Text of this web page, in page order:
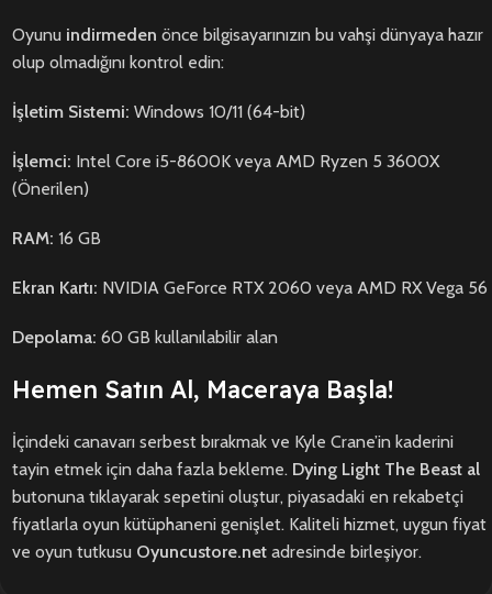
Oyunu indirmeden önce bilgisayarınızın bu vahşi dünyaya hazır
olup olmadığını kontrol edin:
İşletim Sistemi: Windows 10/11 (64-bit)
İşlemci: Intel Core i5-8600K veya AMD Ryzen 5 3600X
(Önerilen)
RAM: 16 GB
Ekran Kartı: NVIDIA GeForce RTX 2060 veya AMD RX Vega 56
Depolama: 60 GB kullanılabilir alan
Hemen Satın Al, Maceraya Başla!
İçindeki canavarı serbest bırakmak ve Kyle Crane’in kaderini
tayin etmek için daha fazla bekleme. Dying Light The Beast al
butonuna tıklayarak sepetini oluştur, piyasadaki en rekabetçi
fiyatlarla oyun kütüphaneni genişlet. Kaliteli hizmet, uygun fiyat
ve oyun tutkusu Oyuncustore.net adresinde birleşiyor.